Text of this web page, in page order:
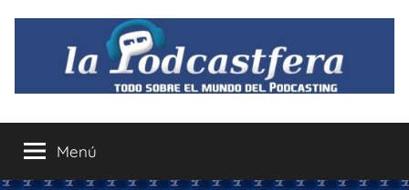
contenido
La
Podcastfera
el
mundo
Menú